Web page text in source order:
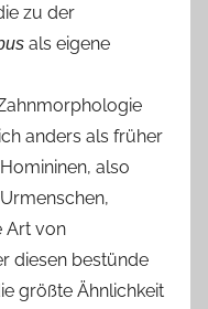
zu der
als eigene
anders als früher
also
Art von
diesen bestünde
größte Ähnlichkeit